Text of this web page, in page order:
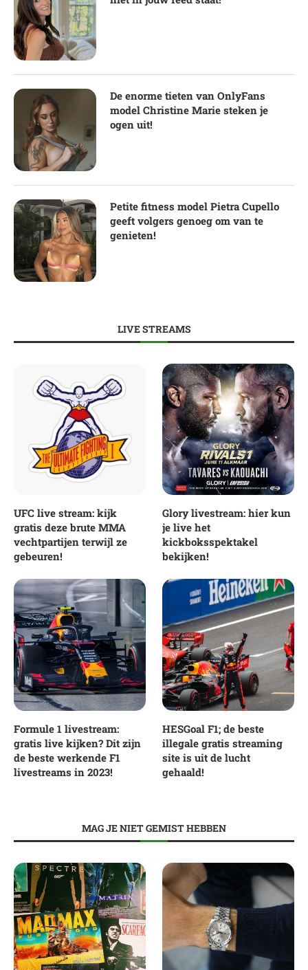
De enorme tieten van OnlyFans
model Christine Marie steken je
ogen uit!
Petite fitness model Pietra Cupello
geeft volgers genoeg om van te
genieten!
LIVE STREAMS
UFC live stream: kijk
gratis deze brute MMA
vechtpartijen terwijl ze
gebeuren!
Glory livestream: hier kun
je live het
kickboksspektakel
bekijken!
Formule 1 livestream:
gratis live kijken? Dit zijn
de beste werkende F1
livestreams in 2023!
HESGoal F1; de beste
illegale gratis streaming
site is uit de lucht
gehaald!
MAG JE NIET GEMIST HEBBEN